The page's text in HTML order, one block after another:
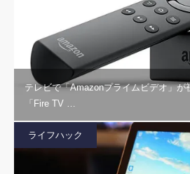
テレビで「Amazonプライムビデオ」が
「Fire TV …
ライフハック